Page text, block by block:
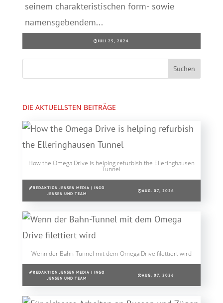
seinem charakteristischen form- sowie
namensgebendem...
JULI 25, 2024
DIE AKTUELLSTEN BEITRÄGE
How the Omega Drive is helping refurbish the Elleringhausen
Tunnel
REDAKTION JENSEN MEDIA | INGO
JENSEN UND TEAM
AUG. 07, 2026
Wenn der Bahn-Tunnel mit dem Omega Drive filettiert wird
REDAKTION JENSEN MEDIA | INGO
JENSEN UND TEAM
AUG. 07, 2026